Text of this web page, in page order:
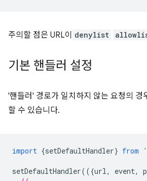
주의할 점은 URL이 denylist
기본 핸들러 설정
'핸들러' 경로가 일치하지 않는 요청의 경
할 수 있습니다.
import {setDefaultHandler} from
setDefaultHandler(({url, event,